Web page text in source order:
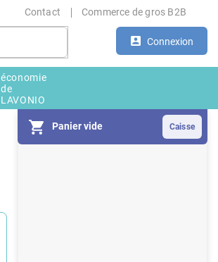
Contact Commerce de gros B2B
Connexion
Panier vide
économie
de
LAVONIO